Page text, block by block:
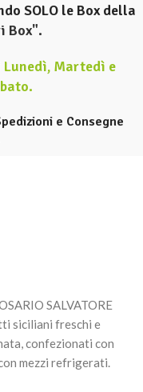
SOLO le Box della
Box".
Lunedì, Martedì e
.
e Consegne
SALVATORE
siciliani freschi e
confezionati con
mezzi refrigerati.